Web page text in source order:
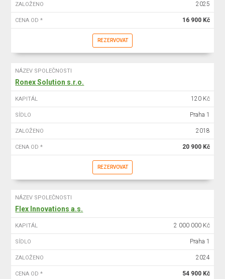
ZALOŽENO 2025
CENA OD * 16 900 Kč
REZERVOVAT
NÁZEV SPOLEČNOSTI
Ronex Solution s.r.o.
KAPITÁL 120 Kč
SÍDLO Praha 1
ZALOŽENO 2018
CENA OD * 20 900 Kč
REZERVOVAT
NÁZEV SPOLEČNOSTI
Flex Innovations a.s.
KAPITÁL 2 000 000 Kč
SÍDLO Praha 1
ZALOŽENO 2024
CENA OD * 54 900 Kč